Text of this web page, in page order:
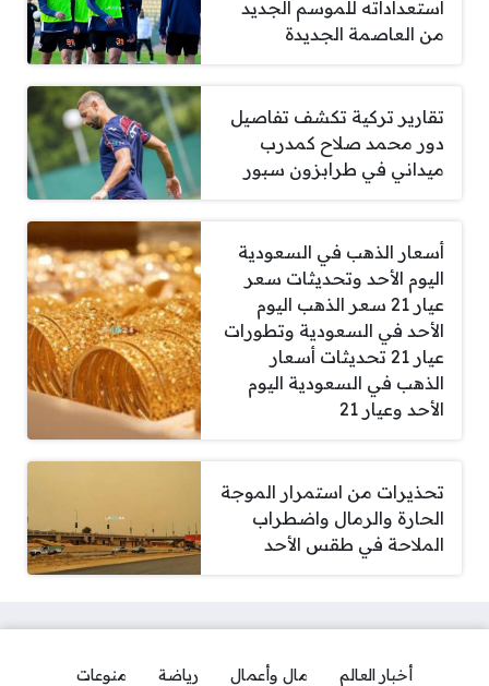
استعداداته للموسم الجديد
من العاصمة الجديدة
تقارير تركية تكشف تفاصيل
دور محمد صلاح كمدرب
ميداني في طرابزون سبور
أسعار الذهب في السعودية
اليوم الأحد وتحديثات سعر
عيار 21 سعر الذهب اليوم
الأحد في السعودية وتطورات
عيار 21 تحديثات أسعار
الذهب في السعودية اليوم
الأحد وعيار 21
تحذيرات من استمرار الموجة
الحارة والرمال واضطراب
الملاحة في طقس الأحد
أخبار العالم مال وأعمال رياضة منوعات